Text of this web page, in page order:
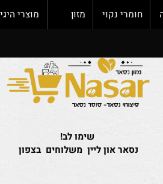
חומרי נקוי מזון מוצרי היגיינה
שימו לב!
נסאר און ליין משלוחים בצפון